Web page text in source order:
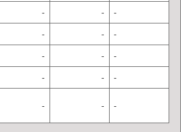
- - -
- - -
- - -
- - -
- - -